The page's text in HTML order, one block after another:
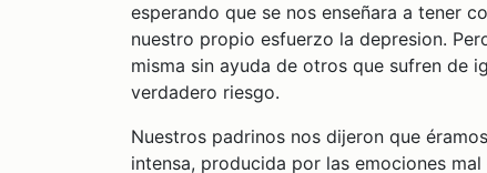
esperando que se nos enseñara a tener
nuestro propio esfuerzo la depresion.
misma sin ayuda de otros que sufren de
verdadero riesgo.
Nuestros padrinos nos dijeron que
intensa, producida por las emociones